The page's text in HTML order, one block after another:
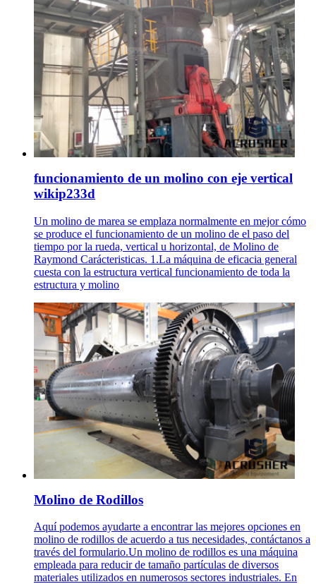
funcionamiento de un molino con eje vertical
wikip233d
Un molino de marea se emplaza normalmente en mejor cómo
se produce el funcionamiento de un molino de el paso del
tiempo por la rueda, vertical u horizontal, de Molino de
Raymond Carácteristicas. 1.La máquina de eficacia general
cuesta con la estructura vertical funcionamiento de toda la
estructura y molino
Molino de Rodillos
Aquí podemos ayudarte a encontrar las mejores opciones en
molino de rodillos de acuerdo a tus necesidades, contáctanos a
través del formulario.Un molino de rodillos es una máquina
empleada para reducir de tamaño partículas de diversos
materiales utilizados en numerosos sectores industriales. En